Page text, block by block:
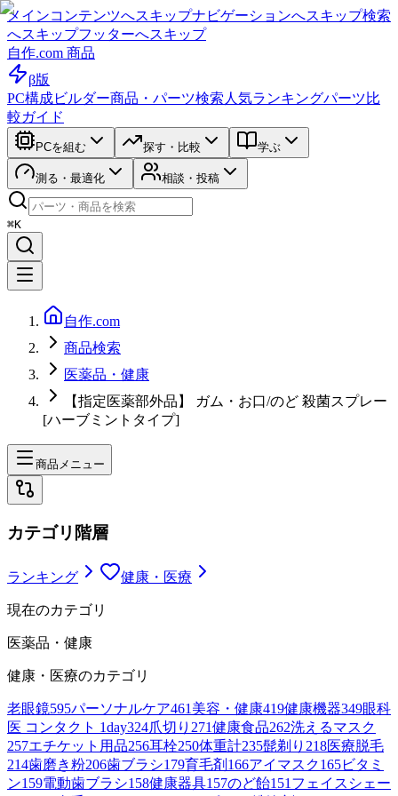
メインコンテンツへスキップナビゲーションへスキップ検索
へスキップフッターへスキップ
自作.com 商品
β版
PC構成ビルダー商品・パーツ検索 人気ランキングパーツ比
較ガイド
PCを組む 探す・比較 学ぶ
測る・最適化 相談・投稿
⌘K
自作.com
商品検索
医薬品・健康
【指定医薬部外品】 ガム・お口/のど 殺菌スプレー
[ハーブミントタイプ]
商品メニュー
カテゴリ階層
ランキング 健康・医療
現在のカテゴリ
医薬品・健康
健康・医療のカテゴリ
老眼鏡595パーソナルケア461美容・健康419健康機器349眼科
医 コンタクト 1day324爪切り 271健康食品262洗えるマスク
257エチケット用品256耳栓250体重計235髭剃り 218医療脱毛
214歯磨き粉206歯ブラシ179育毛剤 166アイマスク165ビタミ
ン159電動歯ブラシ158健康器具157のど飴151フェイスシェー